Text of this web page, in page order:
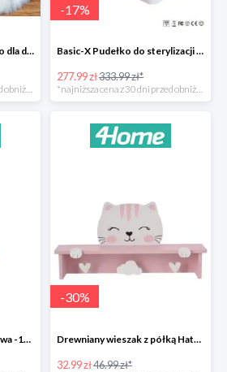
Domarex Dywanik futerko dla dzieci Pies czarno-biały -28%
*najniższa cena z 30 dni przed obniżką
-17%
Basic-X Pudełko do sterylizacji z ozonem -17%
277.99 zł333.99 zł*
*najniższa cena z 30 dni przed obniżką
Woody drabinka sznurkowa -15%
-30%
Drewniany wieszak z półką Hatu, kot -30%
32.99 zł46.99 zł*